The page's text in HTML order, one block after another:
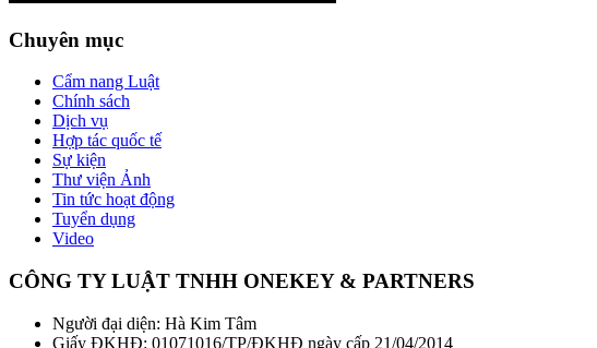
Chuyên mục
Cẩm nang Luật
Chính sách
Dịch vụ
Hợp tác quốc tế
Sự kiện
Thư viện Ảnh
Tin tức hoạt động
Tuyển dụng
Video
CÔNG TY LUẬT TNHH ONEKEY & PARTNERS
Người đại diện: Hà Kim Tâm
Giấy ĐKHĐ: 01071016/TP/ĐKHĐ ngày cấp 21/04/2014